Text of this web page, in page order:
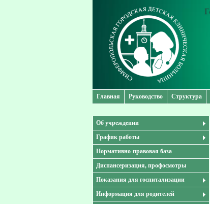
Главная Руководство Структура
Об учреждении
График работы
Нормативно-правовая база
Диспансеризация, профосмотры
Показания для госпитализации
Информация для родителей